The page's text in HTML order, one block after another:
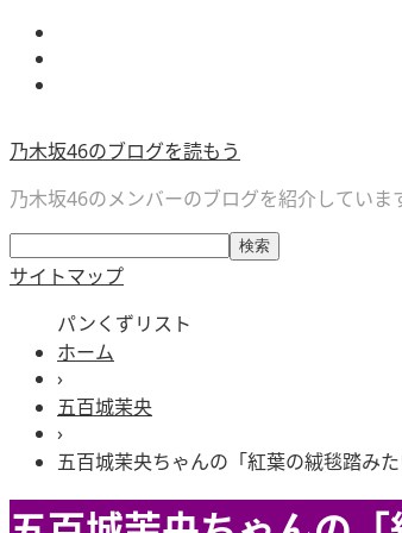
乃木坂46のブログを読もう
乃木坂46のメンバーのブログを紹介していま
サイトマップ
パンくずリスト
ホーム
›
五百城茉央
›
五百城茉央ちゃんの「紅葉の絨毯踏み